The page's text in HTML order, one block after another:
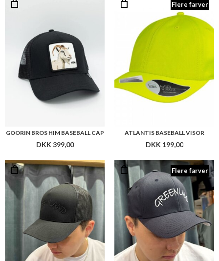
GOORIN BROS HIM BASEBALL CAP
DKK 399,00
Flere farver
ATLANTIS BASEBALL VISOR
DKK 199,00
Flere farver